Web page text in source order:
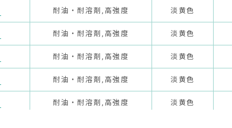
耐油・耐溶剤,高強度 淡黄色
耐油・耐溶剤,高強度 淡黄色
耐油・耐溶剤,高強度 淡黄色
耐油・耐溶剤,高強度 淡黄色
耐油・耐溶剤,高強度 淡黄色